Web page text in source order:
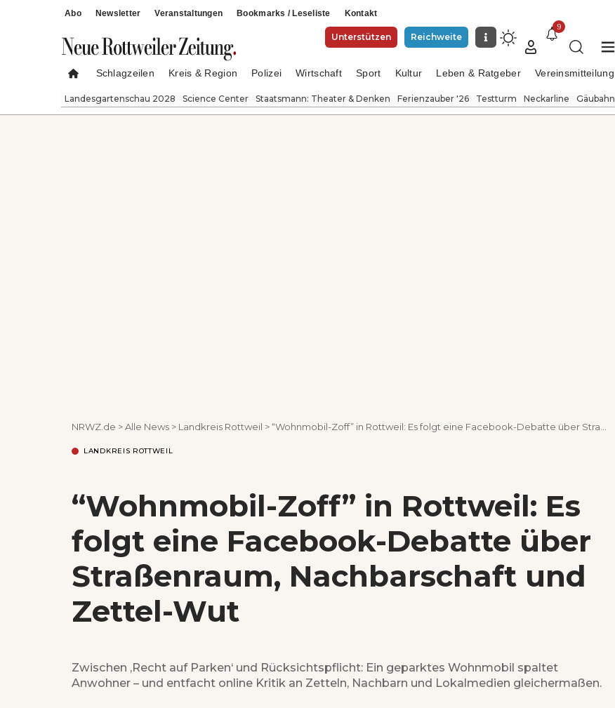
Abo Newsletter Veranstaltungen Bookmarks / Leseliste Kontakt
Unterstützen Reichweite
9
Schlagzeilen Kreis & Region Polizei Wirtschaft Sport Kultur Leben & Ratgeber Vereinsmitteilung
Landesgartenschau 2028 Science Center Staatsmann: Theater & Denken Ferienzauber '26 Testturm Neckarline Gäubahn
NRWZ.de >Alle News > Landkreis Rottweil >“Wohnmobil-Zoff” in Rottweil: Es folgt eine Facebook-Debatte über Straßenraum, Nachbarschaft und Zettel-Wut
LANDKREIS ROTTWEIL
“Wohnmobil-Zoff” in Rottweil: Es
folgt eine Facebook-Debatte über
Straßenraum, Nachbarschaft und
Zettel-Wut
Zwischen ‚Recht auf Parken‘ und Rücksichtspflicht: Ein geparktes Wohnmobil spaltet
Anwohner – und entfacht online Kritik an Zetteln, Nachbarn und Lokalmedien gleichermaßen.